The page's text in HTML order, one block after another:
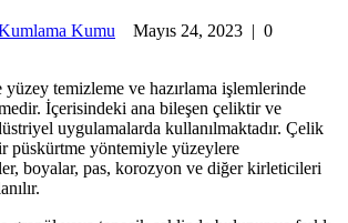
Kumu Mayıs 24, 2023 | 0
temizleme ve hazırlama işlemlerinde
İçerisindeki ana bileşen çeliktir ve
uygulamalarda kullanılmaktadır. Çelik
püskürtme yöntemiyle yüzeylere
boyalar, pas, korozyon ve diğer kirleticileri